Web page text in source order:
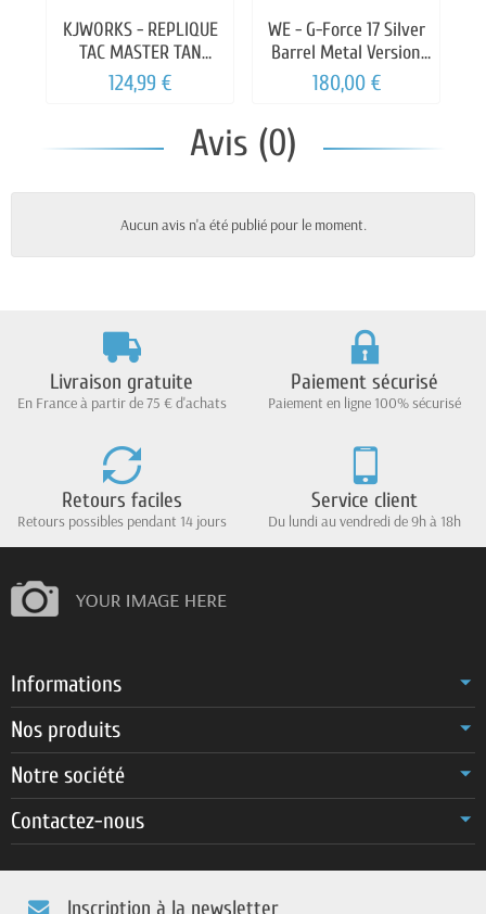
KJWORKS - REPLIQUE
TAC MASTER TAN
GAZ/CO2
124,99 €
WE - G-Force 17 Silver
Barrel Metal Version
GBB
180,00 €
Avis (0)
Aucun avis n'a été publié pour le moment.
Livraison gratuite
En France à partir de 75 € d'achats
Paiement sécurisé
Paiement en ligne 100% sécurisé
Retours faciles
Retours possibles pendant 14 jours
Service client
Du lundi au vendredi de 9h à 18h
Informations
Nos produits
Notre société
Contactez-nous
Inscription à la newsletter